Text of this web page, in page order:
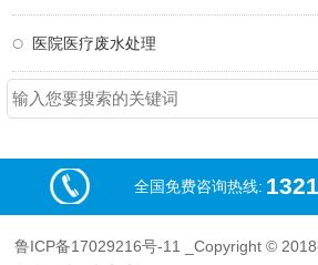
医院医疗废水处理
全国免费咨询热线:
鲁ICP备17029216号-11
_Copyright ©